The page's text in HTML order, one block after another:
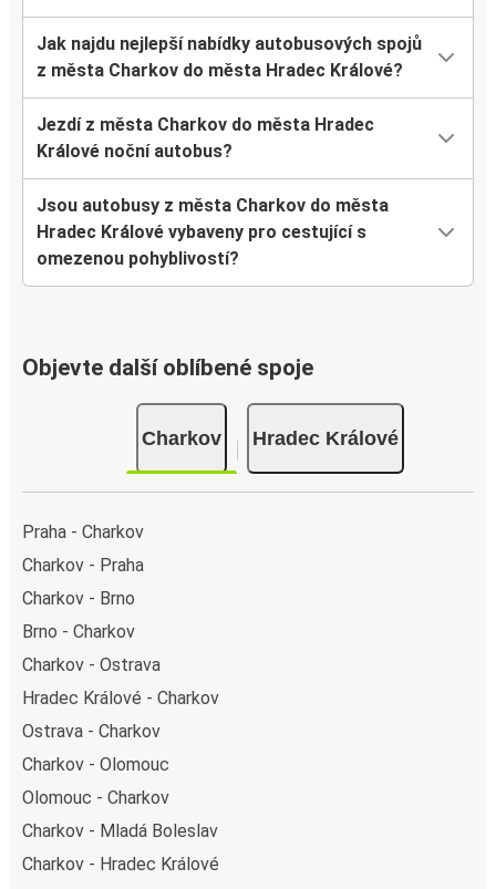
Jak najdu nejlepší nabídky autobusových spojů
z města Charkov do města Hradec Králové?
Jezdí z města Charkov do města Hradec
Králové noční autobus?
Jsou autobusy z města Charkov do města
Hradec Králové vybaveny pro cestující s
omezenou pohyblivostí?
Objevte další oblíbené spoje
Charkov Hradec Králové
Praha - Charkov
Charkov - Praha
Charkov - Brno
Brno - Charkov
Charkov - Ostrava
Hradec Králové - Charkov
Ostrava - Charkov
Charkov - Olomouc
Olomouc - Charkov
Charkov - Mladá Boleslav
Charkov - Hradec Králové